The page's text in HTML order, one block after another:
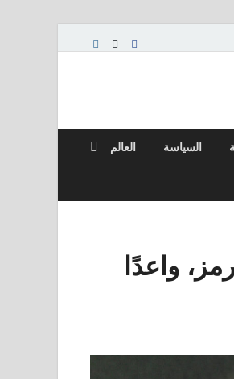
السياسة العالم
واعدًا